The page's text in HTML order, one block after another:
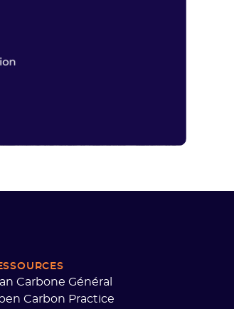
Carbone Général
Carbon Practice